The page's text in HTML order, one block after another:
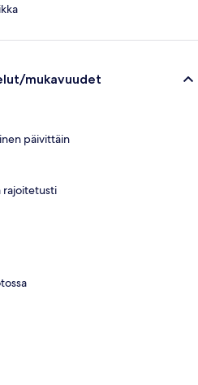
mukavuudet
päivittäin
rajoitetusti